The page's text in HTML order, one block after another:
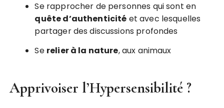
Se rapprocher de personnes qui sont en
quête d’authenticité et avec lesquelles
partager des discussions profondes
Se relier à la nature, aux animaux
Apprivoiser l’Hypersensibilité ?